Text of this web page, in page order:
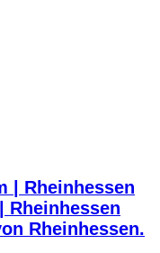
Rheinhessen
Rheinhessen.